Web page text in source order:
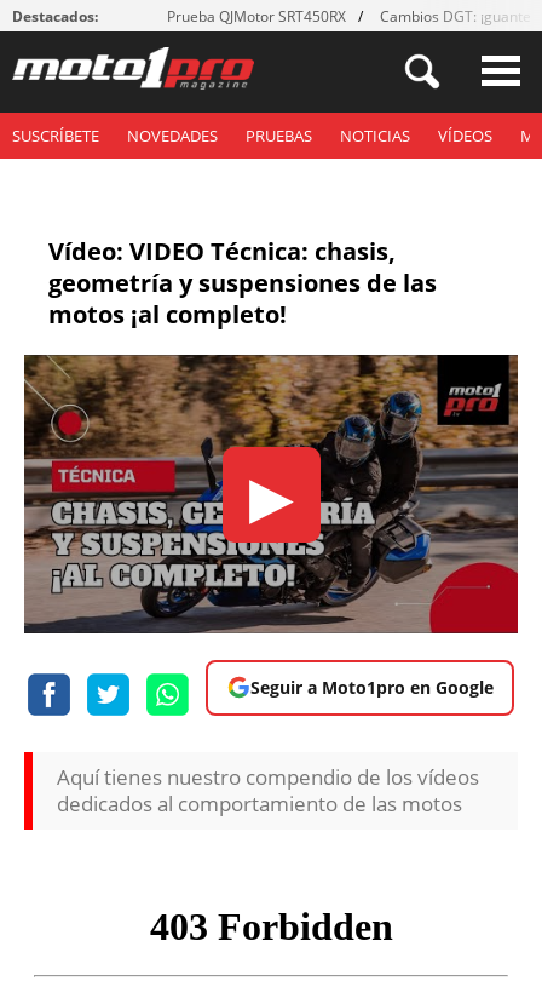
Destacados: Prueba QJMotor SRT450RX Cambios DGT: ¡guantes!
SUSCRÍBETE NOVEDADES PRUEBAS NOTICIAS VÍDEOS
Vídeo: VIDEO Técnica: chasis,
geometría y suspensiones de las
motos ¡al completo!
▶
Seguir a Moto1pro en Google
Aquí tienes nuestro compendio de los vídeos
dedicados al comportamiento de las motos